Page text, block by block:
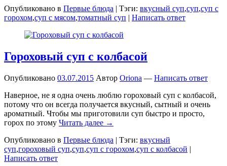
Опубликовано в Первые блюда | Тэги: вкусный суп,суп,суп с
горохом,суп с мясом,томатный суп | Написать ответ
Гороховый суп с колбасой
Опубликовано 03.07.2015 Автор Oriona — Написать ответ
Наверное, не я одна очень люблю гороховый суп с колбасой,
потому что он всегда получается вкусный, сытный и очень
ароматный. Чтобы мы приготовили суп быстро и просто,
горох по этому Читать далее →
Опубликовано в Первые блюда | Тэги: вкусный
суп,гороховый суп,суп,суп с горохом,суп с колбасой |
Написать ответ